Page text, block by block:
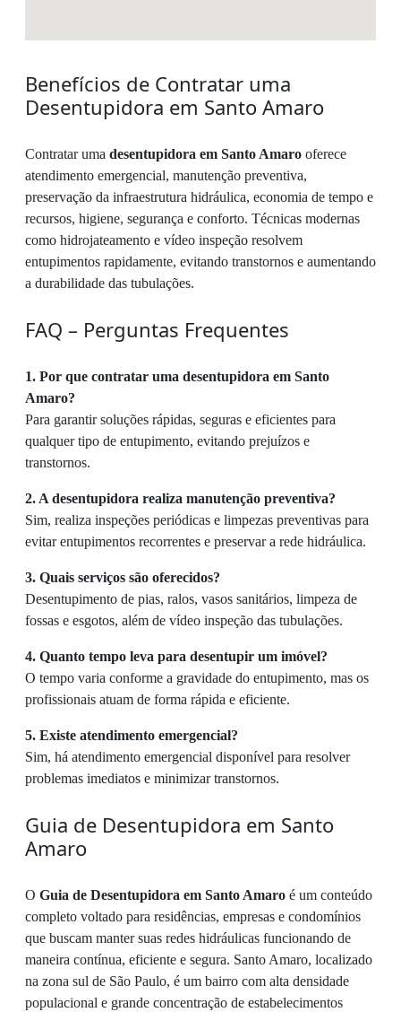
Benefícios de Contratar uma
Desentupidora em Santo Amaro
Contratar uma desentupidora em Santo Amaro oferece
atendimento emergencial, manutenção preventiva,
preservação da infraestrutura hidráulica, economia de tempo e
recursos, higiene, segurança e conforto. Técnicas modernas
como hidrojateamento e vídeo inspeção resolvem
entupimentos rapidamente, evitando transtornos e aumentando
a durabilidade das tubulações.
FAQ – Perguntas Frequentes
1. Por que contratar uma desentupidora em Santo
Amaro?
Para garantir soluções rápidas, seguras e eficientes para
qualquer tipo de entupimento, evitando prejuízos e
transtornos.
2. A desentupidora realiza manutenção preventiva?
Sim, realiza inspeções periódicas e limpezas preventivas para
evitar entupimentos recorrentes e preservar a rede hidráulica.
3. Quais serviços são oferecidos?
Desentupimento de pias, ralos, vasos sanitários, limpeza de
fossas e esgotos, além de vídeo inspeção das tubulações.
4. Quanto tempo leva para desentupir um imóvel?
O tempo varia conforme a gravidade do entupimento, mas os
profissionais atuam de forma rápida e eficiente.
5. Existe atendimento emergencial?
Sim, há atendimento emergencial disponível para resolver
problemas imediatos e minimizar transtornos.
Guia de Desentupidora em Santo
Amaro
O Guia de Desentupidora em Santo Amaro é um conteúdo
completo voltado para residências, empresas e condomínios
que buscam manter suas redes hidráulicas funcionando de
maneira contínua, eficiente e segura. Santo Amaro, localizado
na zona sul de São Paulo, é um bairro com alta densidade
populacional e grande concentração de estabelecimentos